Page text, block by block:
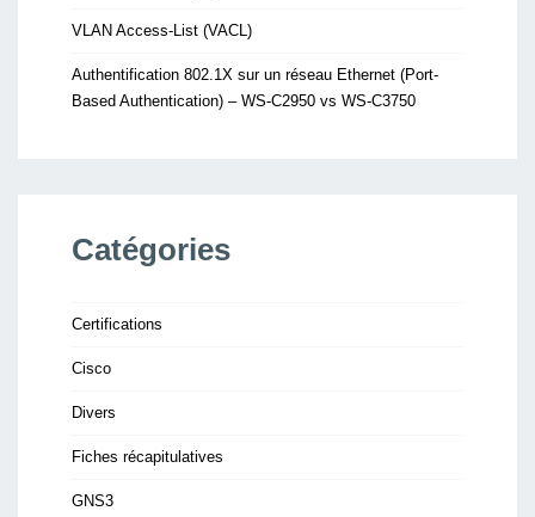
VLAN Access-List (VACL)
Authentification 802.1X sur un réseau Ethernet (Port-
Based Authentication) – WS-C2950 vs WS-C3750
Catégories
Certifications
Cisco
Divers
Fiches récapitulatives
GNS3